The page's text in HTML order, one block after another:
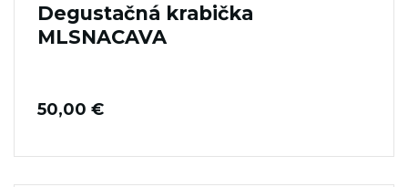
Degustačná krabička
MLSNACAVA
50,00 €